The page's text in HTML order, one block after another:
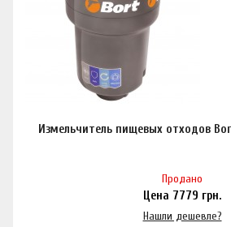
Измельчитель пищевых отходов
Продано
Цена 7779 грн.
Нашли дешевле?